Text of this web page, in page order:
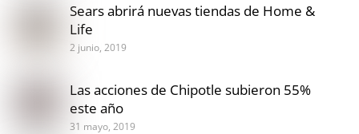
Sears abrirá nuevas tiendas de Home &
Life
2 junio, 2019
Las acciones de Chipotle subieron 55%
este año
31 mayo, 2019